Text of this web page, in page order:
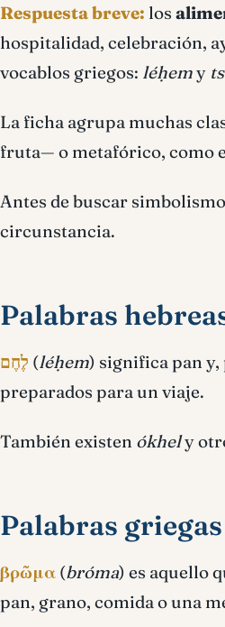
Respuesta breve: los
hospitalidad, celebración,
vocablos griegos: léḥemy
La ficha agrupa muchas
fruta— o metafórico, como
Antes de buscar
circunstancia.
Palabras
לֶחֶם (léḥem) significa pan
preparados para un viaje.
También existen ókhely
Palabras
βρῶμα (bróma) es aquello
pan, grano, comida o una